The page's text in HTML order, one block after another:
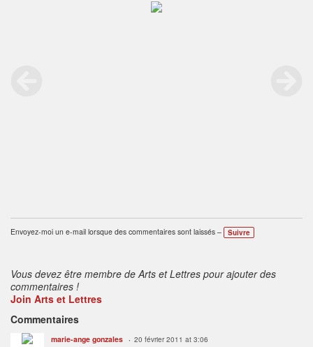
Envoyez-moi un e-mail lorsque des commentaires sont laissés – Suivre
Vous devez être membre de Arts et Lettres pour ajouter des
commentaires !
Join Arts et Lettres
Commentaires
marie-ange gonzales 20 février 2011 at 3:06